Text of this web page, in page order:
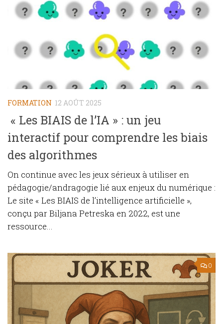
FORMATION 12 AOÛT 2025
« Les BIAIS de l’IA » : un jeu
interactif pour comprendre les biais
des algorithmes
On continue avec les jeux sérieux à utiliser en
pédagogie/andragogie lié aux enjeux du numérique :
Le site « Les BIAIS de l’intelligence artificielle »,
conçu par Biljana Petreska en 2022, est une
ressource...
0